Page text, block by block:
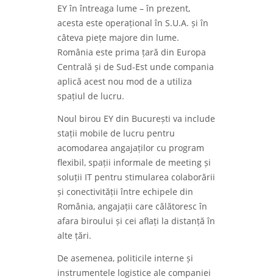
EY în întreaga lume – în prezent,
acesta este operațional în S.U.A. și în
câteva piețe majore din lume.
România este prima țară din Europa
Centrală și de Sud-Est unde compania
aplică acest nou mod de a utiliza
spațiul de lucru.
Noul birou EY din București va include
stații mobile de lucru pentru
acomodarea angajaților cu program
flexibil, spații informale de meeting și
soluții IT pentru stimularea colaborării
și conectivității între echipele din
România, angajații care călătoresc în
afara biroului și cei aflați la distanță în
alte țări.
De asemenea, politicile interne și
instrumentele logistice ale companiei